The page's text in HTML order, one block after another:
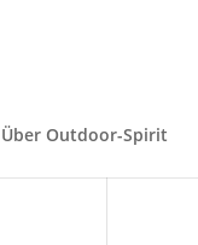
Über Outdoor-Spirit